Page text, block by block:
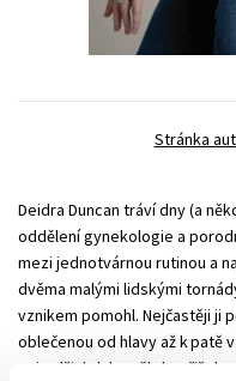
Stránka
Deidra Duncan tráví dny (a
oddělení gynekologie a
mezi jednotvárnou rutinou a
dvěma malými lidskými
vznikem pomohl. Nejčastěji ji
oblečenou od hlavy až k patě
nejradši, kdyby někdo přišel